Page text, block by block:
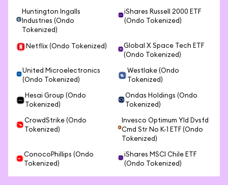
Huntington Ingalls
Industries (Ondo
Tokenized)
iShares Russell 2000 ETF
(Ondo Tokenized)
Netflix (Ondo Tokenized)
Global X Space Tech ETF
(Ondo Tokenized)
United Microelectronics
(Ondo Tokenized)
Westlake (Ondo
Tokenized)
Hesai Group (Ondo
Tokenized)
Ondas Holdings (Ondo
Tokenized)
CrowdStrike (Ondo
Tokenized)
Invesco Optimum Yld Dvsfd
Cmd Str No K-1 ETF (Ondo
Tokenized)
ConocoPhillips (Ondo
Tokenized)
iShares MSCI Chile ETF
(Ondo Tokenized)